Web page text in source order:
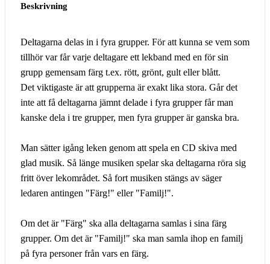
Beskrivning
Deltagarna delas in i fyra grupper. För att kunna se vem som
tillhör var får varje deltagare ett lekband med en för sin
grupp gemensam färg t.ex. rött, grönt, gult eller blått.
Det viktigaste är att grupperna är exakt lika stora. Går det
inte att få deltagarna jämnt delade i fyra grupper får man
kanske dela i tre grupper, men fyra grupper är ganska bra.
Man sätter igång leken genom att spela en CD skiva med
glad musik. Så länge musiken spelar ska deltagarna röra sig
fritt över lekområdet. Så fort musiken stängs av säger
ledaren antingen "Färg!" eller "Familj!".
Om det är "Färg" ska alla deltagarna samlas i sina färg
grupper. Om det är "Familj!" ska man samla ihop en familj
på fyra personer från vars en färg.